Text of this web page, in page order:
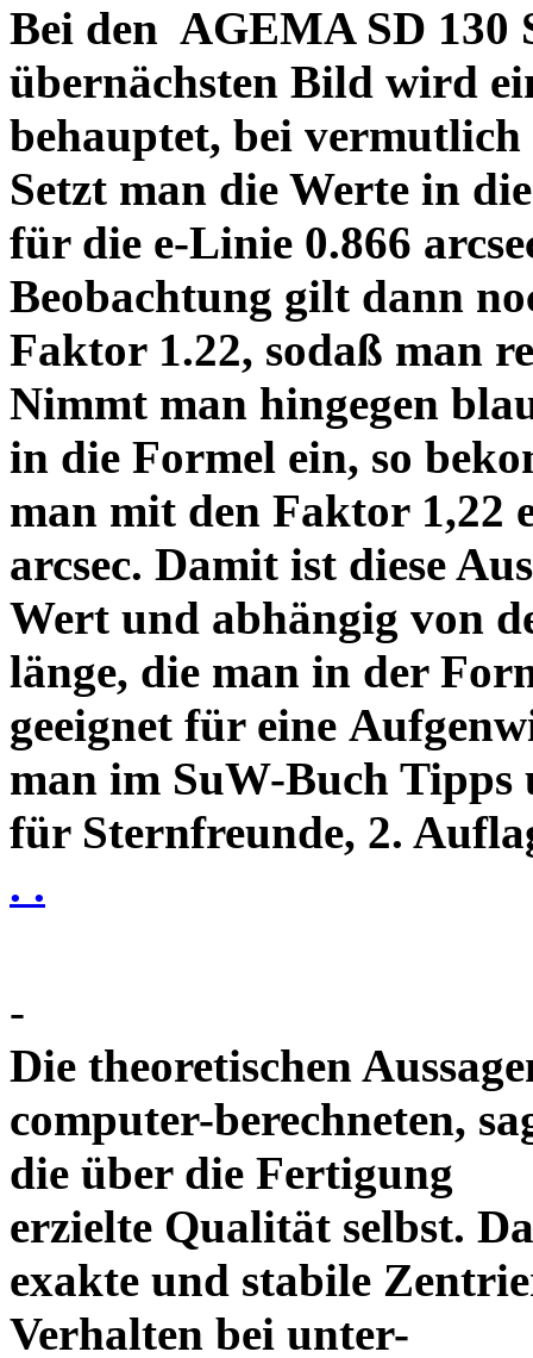
Bei den AGEMA SD 130
übernächsten Bild wird
behauptet, bei vermutlich
Setzt man die Werte in
für die e-Linie 0.866
Beobachtung gilt dann
Faktor 1.22, sodaß man
Nimmt man hingegen
in die Formel ein, so
man mit den Faktor 1,22
arcsec. Damit ist diese
Wert und abhängig von
länge, die man in der
geeignet für eine
man im SuW-Buch Tipps
für Sternfreunde, 2.
. .
-
Die theoretischen
computer-berechneten,
die über die Fertigung
erzielte Qualität selbst.
exakte und stabile
Verhalten bei unter-